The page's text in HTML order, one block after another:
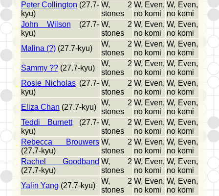
Peter Collington (27.7-
kyu)
W, 2
stones
W, Even,
no komi
W, Even,
no komi
John Wilson (27.7-
kyu)
W, 2
stones
W, Even,
no komi
W, Even,
no komi
Malina (?) (27.7-kyu)
W, 2
stones
W, Even,
no komi
W, Even,
no komi
Sammy ?? (27.7-kyu)
W, 2
stones
W, Even,
no komi
W, Even,
no komi
Rosie Nicholas (27.7-
kyu)
W, 2
stones
W, Even,
no komi
W, Even,
no komi
Eliza Chan (27.7-kyu)
W, 2
stones
W, Even,
no komi
W, Even,
no komi
Teddi Burnett(27.7-
kyu)
W, 2
stones
W, Even,
no komi
W, Even,
no komi
Rebecca Brouwers
(27.7-kyu)
W, 2
stones
W, Even,
no komi
W, Even,
no komi
Rachel Goodband
(27.7-kyu)
W, 2
stones
W, Even,
no komi
W, Even,
no komi
Yalin Yang (27.7-kyu)
W, 2
stones
W, Even,
no komi
W, Even,
no komi